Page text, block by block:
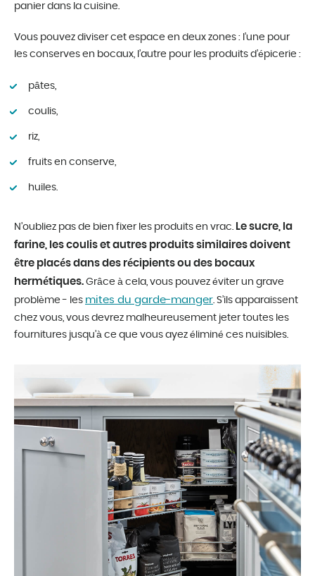
panier dans la cuisine.
Vous pouvez diviser cet espace en deux zones : l’une pour
les conserves en bocaux, l’autre pour les produits d’épicerie :
pâtes,
coulis,
riz,
fruits en conserve,
huiles.
N’oubliez pas de bien fixer les produits en vrac.
Le sucre, la
farine, les coulis et autres produits similaires doivent
être placés dans des récipients ou des bocaux
hermétiques. Grâce à cela, vous pouvez éviter un grave
problème - les mites du garde-manger . S’ils apparaissent
chez vous, vous devrez malheureusement jeter toutes les
fournitures jusqu’à ce que vous ayez éliminé ces nuisibles.